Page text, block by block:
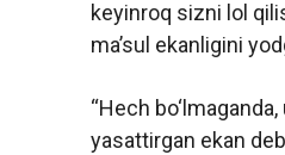
keyinroq sizni lol
ma’sul ekanligini
“Hech
yasattirgan ekan